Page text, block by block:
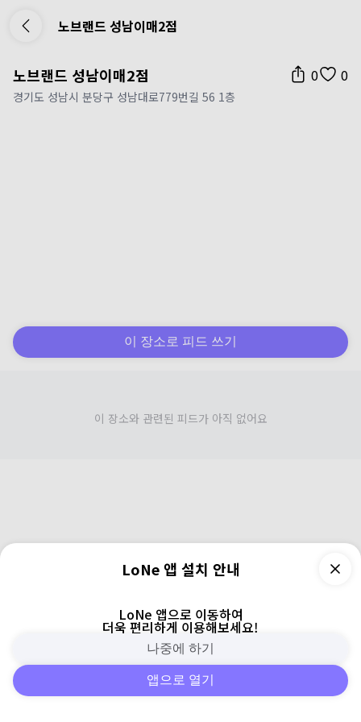
노브랜드 성남이매2점
노브랜드 성남이매2점 0 0
경기도 성남시 분당구 성남대로779번길 56 1층
이 장소로 피드 쓰기
이 장소와 관련된 피드가 아직 없어요
피드 주변 검색 로그인
LoNe 앱 설치 안내
LoNe 앱으로 이동하여
더욱 편리하게 이용해보세요!
나중에 하기
앱으로 열기